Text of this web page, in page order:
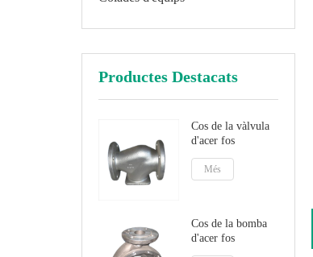
Productes Destacats
Cos de la vàlvula
d'acer fos
Més
Cos de la bomba
d'acer fos